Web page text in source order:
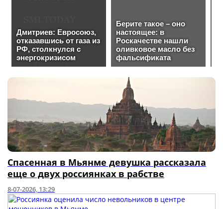
Спасенная в Мьянме девушка рассказала
еще о двух россиянках в рабстве
8-07-2026, 13:29